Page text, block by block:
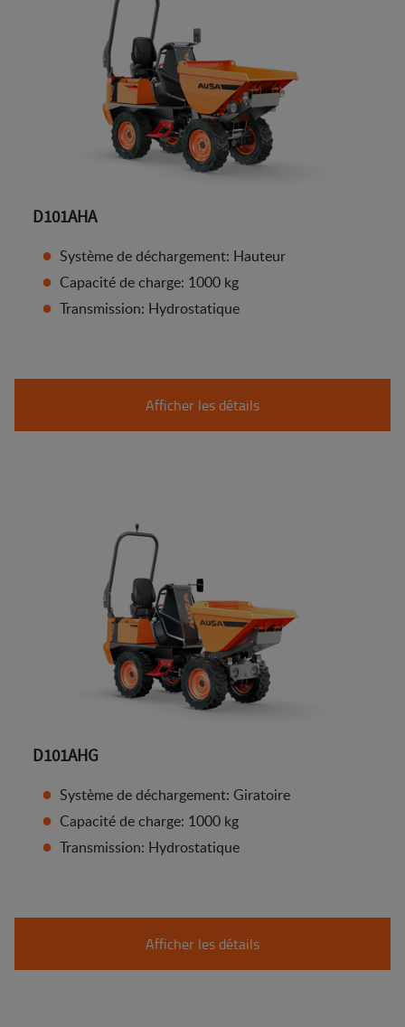
D101AHA
Système de déchargement: Hauteur
Capacité de charge: 1000 kg
Transmission: Hydrostatique
Afficher les détails
D101AHG
Système de déchargement: Giratoire
Capacité de charge: 1000 kg
Transmission: Hydrostatique
Afficher les détails